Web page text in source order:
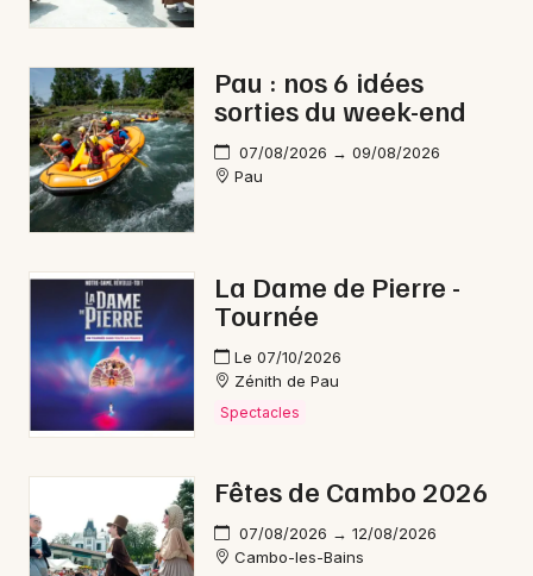
Pau : nos 6 idées
sorties du week-end
07/08/2026 → 09/08/2026
Pau
La Dame de Pierre -
Tournée
Le 07/10/2026
Zénith de Pau
Spectacles
Fêtes de Cambo 2026
07/08/2026 → 12/08/2026
Cambo-les-Bains